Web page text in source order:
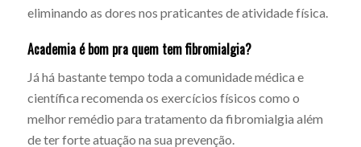
eliminando as dores nos praticantes de atividade física.
Academia é bom pra quem tem fibromialgia?
Já há bastante tempo toda a comunidade médica e
científica recomenda os exercícios físicos como o
melhor remédio para tratamento da fibromialgia além
de ter forte atuação na sua prevenção.